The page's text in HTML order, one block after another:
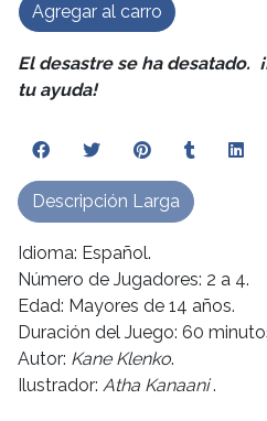
Agregar al carro
El desastre se ha desatado.
tu ayuda!
Idioma: Español.
Número de Jugadores: 2 a 4.
Edad: Mayores de 14 años.
Duración del Juego: 60
Autor: Kane Klenko.
Ilustrador: Atha Kanaani.
Descripción Larga